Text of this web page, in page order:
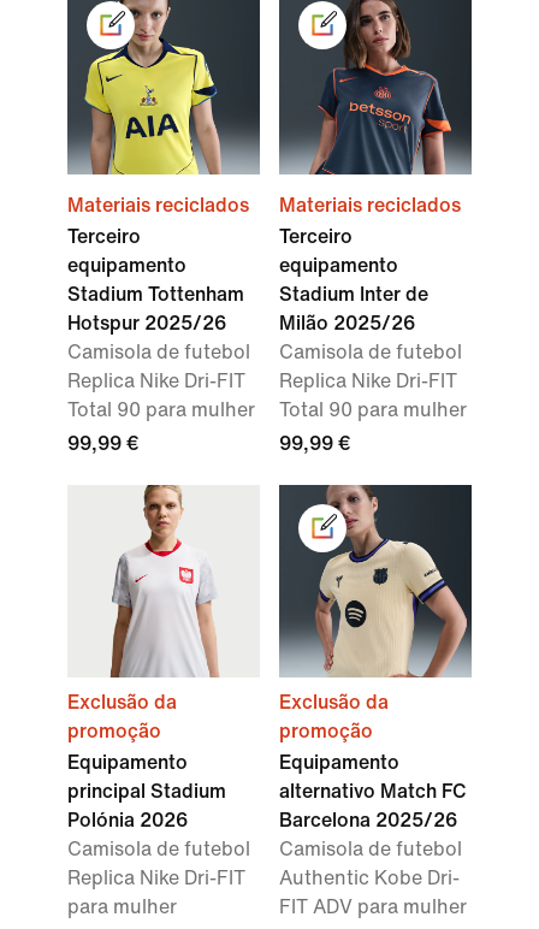
Materiais reciclados
Terceiro
equipamento
Stadium Tottenham
Hotspur 2025/26
Camisola de futebol
Replica Nike Dri-FIT
Total 90 para mulher
99,99 €
Materiais reciclados
Terceiro
equipamento
Stadium Inter de
Milão 2025/26
Camisola de futebol
Replica Nike Dri-FIT
Total 90 para mulher
99,99 €
Exclusão da
promoção
Equipamento
principal Stadium
Polónia 2026
Camisola de futebol
Replica Nike Dri-FIT
para mulher
Exclusão da
promoção
Equipamento
alternativo Match FC
Barcelona 2025/26
Camisola de futebol
Authentic Kobe Dri-
FIT ADV para mulher